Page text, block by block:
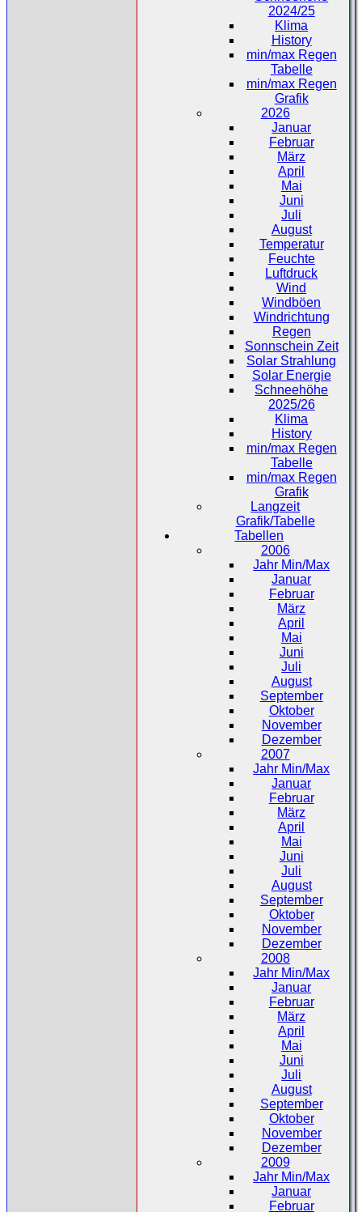
2024/25
Klima
History
min/max Regen
Tabelle
min/max Regen
Grafik
2026
Januar
Februar
März
April
Mai
Juni
Juli
August
Temperatur
Feuchte
Luftdruck
Wind
Windböen
Windrichtung
Regen
Sonnschein Zeit
Solar Strahlung
Solar Energie
Schneehöhe
2025/26
Klima
History
min/max Regen
Tabelle
min/max Regen
Grafik
Langzeit
Grafik/Tabelle
Tabellen
2006
Jahr Min/Max
Januar
Februar
März
April
Mai
Juni
Juli
August
September
Oktober
November
Dezember
2007
Jahr Min/Max
Januar
Februar
März
April
Mai
Juni
Juli
August
September
Oktober
November
Dezember
2008
Jahr Min/Max
Januar
Februar
März
April
Mai
Juni
Juli
August
September
Oktober
November
Dezember
2009
Jahr Min/Max
Januar
Februar